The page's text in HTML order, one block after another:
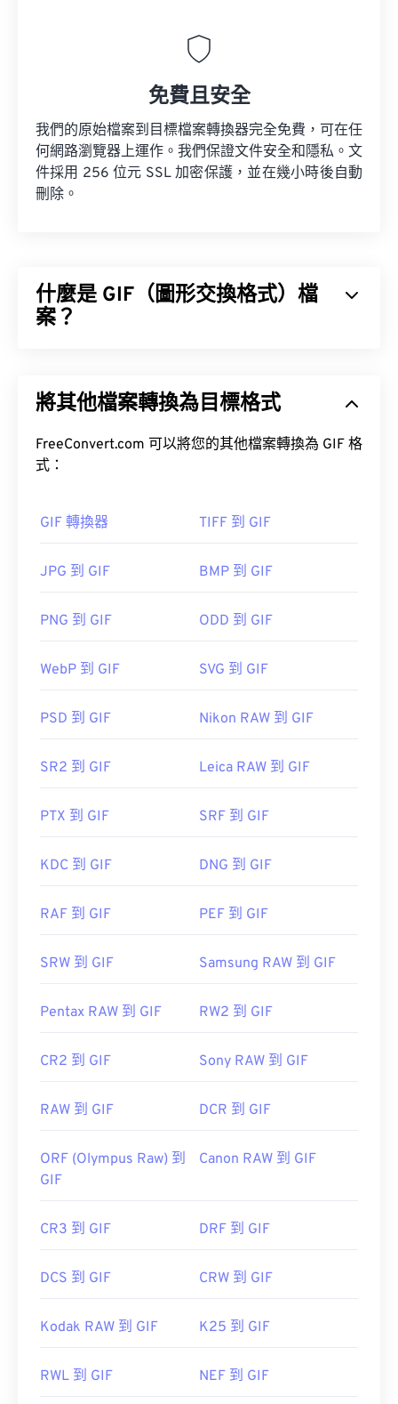
免費且安全
我們的原始檔案到目標檔案轉換器完全免費，可在任
何網路瀏覽器上運作。我們保證文件安全和隱私。文
件採用 256 位元 SSL 加密保護，並在幾小時後自動
刪除。
什麼是 GIF（圖形交換格式）檔
案？
GIF 使用無損壓縮 (無損音頻)，並且支援無音訊動
GIF 最常見的用途是以動畫形式出現在廣告、社群媒
體上的情緒回覆和表情符號中，這些內容經常在網路
幾乎所有網頁瀏覽器都支援 GIF，這使其比其他圖像
果行動裝置（包括 iPhone 和 iPad）上打開，這使得
器和作業系統上輕鬆開啟。
Photoshop
Photoshop Elements
href="https://www.roxio.com/en/products/creator/pro/
target="_blank">NXT Pro
將其他檔案轉換為目標格式
FreeConvert.com 可以將您的其他檔案轉換為 GIF 格
式：
GIF 轉換器 TIFF 到 GIF
JPG 到 GIF BMP 到 GIF
PNG 到 GIF ODD 到 GIF
WebP 到 GIF SVG 到 GIF
PSD 到 GIF Nikon RAW 到 GIF
SR2 到 GIF Leica RAW 到 GIF
PTX 到 GIF SRF 到 GIF
KDC 到 GIF DNG 到 GIF
RAF 到 GIF PEF 到 GIF
SRW 到 GIF Samsung RAW 到 GIF
Pentax RAW 到 GIF RW2 到 GIF
CR2 到 GIF Sony RAW 到 GIF
RAW 到 GIF DCR 到 GIF
ORF (Olympus Raw) 到
GIF
Canon RAW 到 GIF
CR3 到 GIF DRF 到 GIF
DCS 到 GIF CRW 到 GIF
Kodak RAW 到 GIF K25 到 GIF
RWL 到 GIF NEF 到 GIF